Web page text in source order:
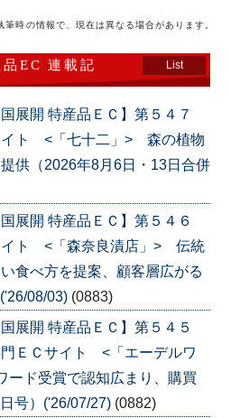
筆時の情報で、現在は異なる場合があります。
EC 連載記
List
展開 特産品ＥＣ】第５４７
ト <「七十二」> 森の植物
供（2026年8月6日・13日合併
展開 特産品ＥＣ】第５４６
ト <「森奈良漬店」> 伝統
食べ方を提案、顧客層広がる
08/03) (0883)
展開 特産品ＥＣ】第５４５
ＥＣサイト <「エーデルワ
ド受賞で認知広まり、購買
号）('26/07/27) (0882)